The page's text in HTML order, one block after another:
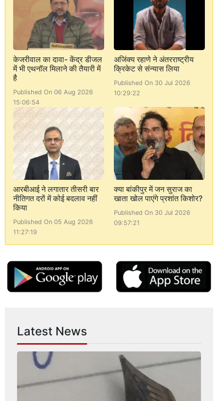
केजरीवाल का दावा- केंद्र डीजल
में भी एथनॉल मिलाने की तैयारी में
है
Published On 06 Aug 2026
15:06:54
अजिंक्य रहाणे ने अंतरराष्ट्रीय
क्रिकेट से संन्यास लिया
Published On 30 Jul 2026
10:29:22
आरबीआई ने लगातार तीसरी बार
नीतिगत दरों में कोई बदलाव नहीं
किया
Published On 05 Aug 2026
11:27:19
क्या बांकीपुर में जन सुराज का
खाता खोल पाएंगे प्रशांत किशोर?
Published On 30 Jul 2026
09:57:21
Latest News